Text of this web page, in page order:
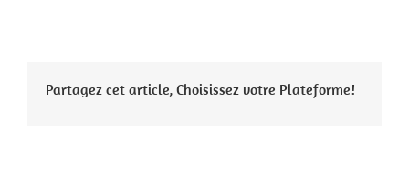
Partagez cet article, Choisissez votre Plateforme!